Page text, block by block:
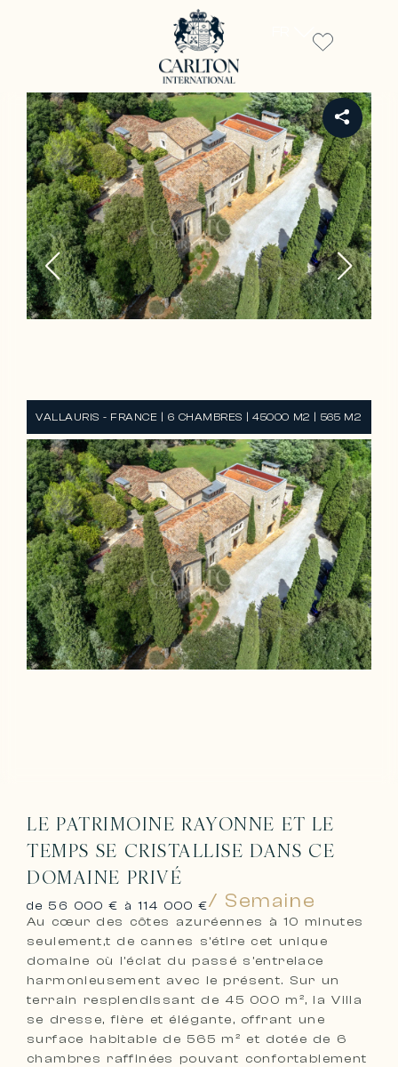
VALLAURIS - FRANCE | 6 CHAMBRES | 45000 M2 | 565 M2
LE PATRIMOINE RAYONNE ET LE
TEMPS SE CRISTALLISE DANS CE
DOMAINE PRIVÉ
de 56 000 € à 114 000 €/ Semaine
Au cœur des côtes azuréennes à 10 minutes
seulement,t de cannes s’étire cet unique
domaine où l’éclat du passé s’entrelace
harmonieusement avec le présent. Sur un
terrain resplendissant de 45 000 m², la Villa
se dresse, fière et élégante, offrant une
surface habitable de 565 m² et dotée de 6
chambres raffinées pouvant confortablement